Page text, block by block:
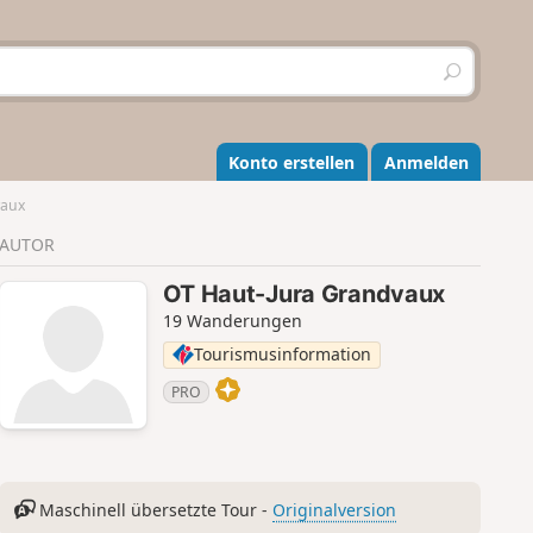
S
u
h
e
n
Konto erstellen Anmelden
AUTOR
OT Haut-Jura Grandvaux
19 Wanderungen
Tourismusinformation
PRO
Maschinell übersetzte Tour - Originalversion